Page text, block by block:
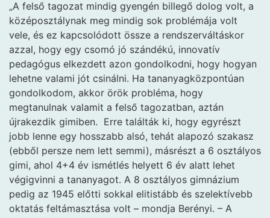
„A felső tagozat mindig gyengén billegő dolog volt, a
középosztálynak meg mindig sok problémája volt
vele, és ez kapcsolódott össze a rendszerváltáskor
azzal, hogy egy csomó jó szándékú, innovatív
pedagógus elkezdett azon gondolkodni, hogy hogyan
lehetne valami jót csinálni. Ha tananyagközpontúan
gondolkodom, akkor örök probléma, hogy
megtanulnak valamit a felső tagozatban, aztán
újrakezdik gimiben. Erre találták ki, hogy egyrészt
jobb lenne egy hosszabb alsó, tehát alapozó szakasz
(ebből persze nem lett semmi), másrészt a 6 osztályos
gimi, ahol 4+4 év ismétlés helyett 6 év alatt lehet
végigvinni a tananyagot. A 8 osztályos gimnázium
pedig az 1945 előtti sokkal elitistább és szelektívebb
oktatás feltámasztása volt – mondja Berényi. – A